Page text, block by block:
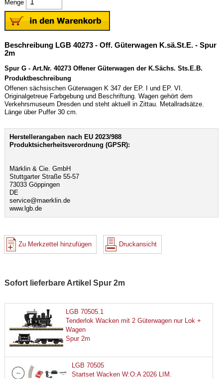
Menge
Beschreibung LGB 40273 - Off. Güterwagen K.sä.St.E. - Spur
2m
Spur G - Art.Nr. 40273 Offener Güterwagen der K.Sächs. Sts.E.B.
Produktbeschreibung
Offenen sächsischen Güterwagen K 347 der EP. I und EP. VI.
Originalgetreue Farbgebung und Beschriftung. Wagen gehört dem
Verkehrsmuseum Dresden und steht aktuell in Zittau. Metallradsätze.
Länge über Puffer 30 cm.
Herstellerangaben nach EU 2023/988
Produktsicherheitsverordnung (GPSR):
Märklin & Cie. GmbH
Stuttgarter Straße 55-57
73033 Göppingen
DE
service@maerklin.de
www.lgb.de
Zu Merkzettel hinzufügen Druckansicht
Sofort lieferbare Artikel Spur 2m
LGB 70505.1
Tenderlok Wacken mit 2 Güterwagen nur Lok +
Wagen
Spur 2m
LGB 70505
Startset Wacken W:O:A 2026 LIM.